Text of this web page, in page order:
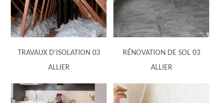
TRAVAUX D'ISOLATION 03
ALLIER
RÉNOVATION DE SOL 03
ALLIER